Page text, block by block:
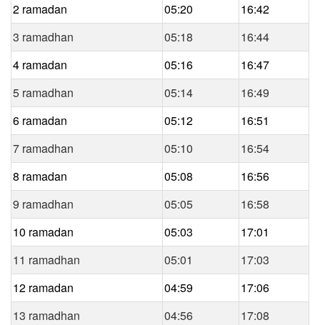
2 ramadan
05:20
16:42
3 ramadhan
05:18
16:44
4 ramadan
05:16
16:47
5 ramadhan
05:14
16:49
6 ramadan
05:12
16:51
7 ramadhan
05:10
16:54
8 ramadan
05:08
16:56
9 ramadhan
05:05
16:58
10 ramadan
05:03
17:01
11 ramadhan
05:01
17:03
12 ramadan
04:59
17:06
13 ramadhan
04:56
17:08